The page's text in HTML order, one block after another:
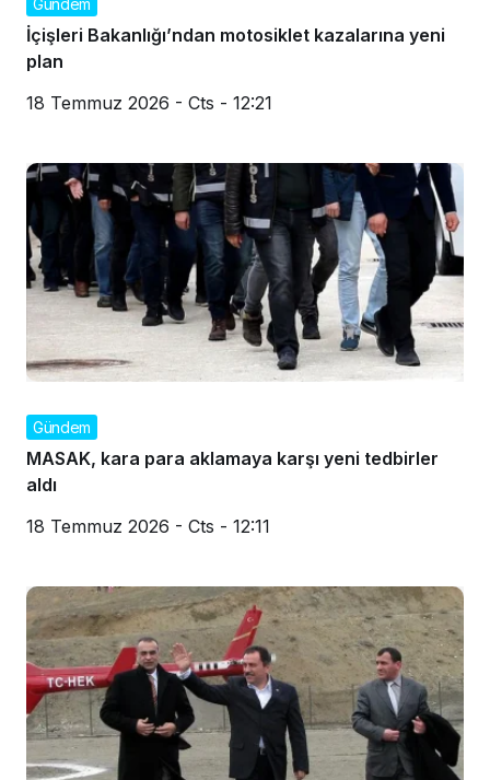
Gündem
İçişleri Bakanlığı’ndan motosiklet kazalarına yeni
plan
18 Temmuz 2026 - Cts - 12:21
Gündem
MASAK, kara para aklamaya karşı yeni tedbirler
aldı
18 Temmuz 2026 - Cts - 12:11